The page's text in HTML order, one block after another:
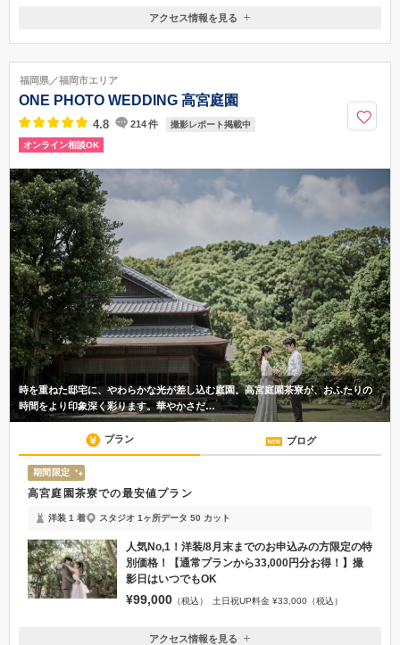
福岡県福岡市中央区天神3-4-3大隈ビル8F
歩6分
アクセス情報を見る
福岡県／福岡市エリア
ONE PHOTO WEDDING 高宮庭園
4.8 214件 撮影レポート掲載中
オンライン相談OK
時を重ねた邸宅に、やわらかな光が差し込む庭園。高宮庭園茶寮が、おふたりの
時間をより印象深く彩ります。華やかさだ…
プラン ブログ
期間限定
高宮庭園茶寮での最安値プラン
洋装 1 着 スタジオ 1ヶ所データ 50 カット
人気No,1！洋装/8月末までのお申込みの方限定の特
別価格！【通常プランから33,000円分お得！】撮
影日はいつでもOK
¥99,000 （税込） 土日祝UP料金 ¥33,000（税込）
アクセス情報を見る